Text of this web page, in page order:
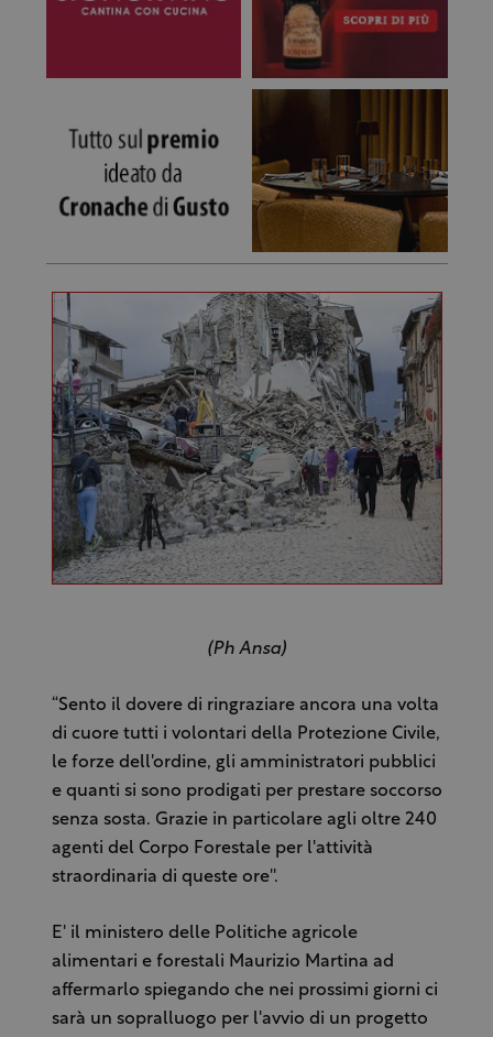
(Ph Ansa)
“Sento il dovere di ringraziare ancora una volta
di cuore tutti i volontari della Protezione Civile,
le forze dell'ordine, gli amministratori pubblici
e quanti si sono prodigati per prestare soccorso
senza sosta. Grazie in particolare agli oltre 240
agenti del Corpo Forestale per l'attività
straordinaria di queste ore''.
E' il ministero delle Politiche agricole
alimentari e forestali Maurizio Martina ad
affermarlo spiegando che nei prossimi giorni ci
sarà un sopralluogo per l'avvio di un progetto